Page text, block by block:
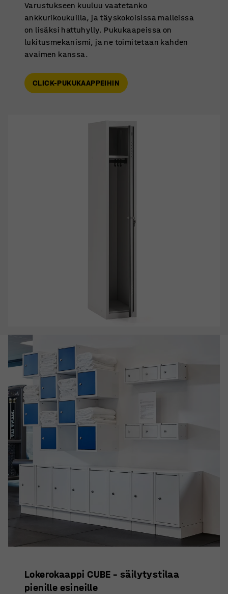
Varustukseen kuuluu vaatetanko
ankkurikoukuilla, ja täyskokoisissa malleissa
on lisäksi hattuhylly. Pukukaapeissa on
lukitusmekanismi, ja ne toimitetaan kahden
avaimen kanssa.
CLICK-PUKUKAAPPEIHIN
Lokerokaappi CUBE – säilytystilaa
pienille esineille